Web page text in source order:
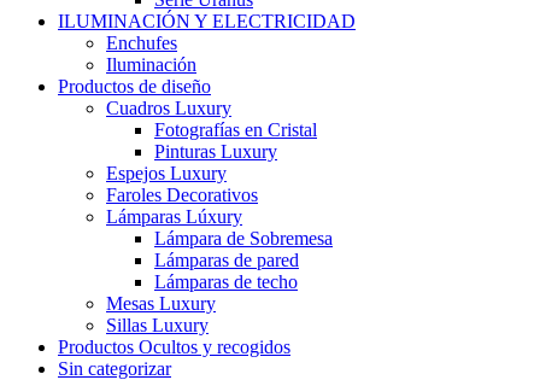
ILUMINACIÓN Y ELECTRICIDAD
Enchufes
Iluminación
Productos de diseño
Cuadros Luxury
Fotografías en Cristal
Pinturas Luxury
Espejos Luxury
Faroles Decorativos
Lámparas Lúxury
Lámpara de Sobremesa
Lámparas de pared
Lámparas de techo
Mesas Luxury
Sillas Luxury
Productos Ocultos y recogidos
Sin categorizar